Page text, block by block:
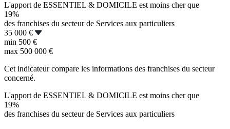
L'apport de ESSENTIEL & DOMICILE est moins cher que
19%
des franchises du secteur de Services aux particuliers
35 000 €
min 500 €
max 500 000 €
Cet indicateur compare les informations des franchises du secteur
concerné.
L'apport de ESSENTIEL & DOMICILE est moins cher que
19%
des franchises du secteur de Services aux particuliers